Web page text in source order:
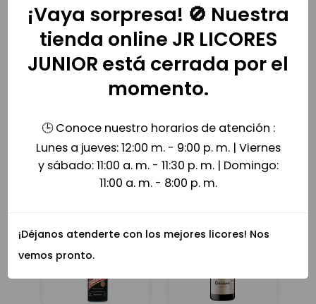
Vino Finca Escondida Malbec 750ml
$47,000
$82,500
¡Vaya sorpresa! 🚫 Nuestra
tienda online JR LICORES
JUNIOR está cerrada por el
momento.
🕒 Conoce nuestro horarios de atención :
Lunes a jueves: 12:00 m. - 9:00 p. m. | Viernes
y sábado: 11:00 a. m. - 11:30 p. m. | Domingo:
11:00 a. m. - 8:00 p. m.
¡Déjanos atenderte con los mejores licores! Nos
vemos pronto.